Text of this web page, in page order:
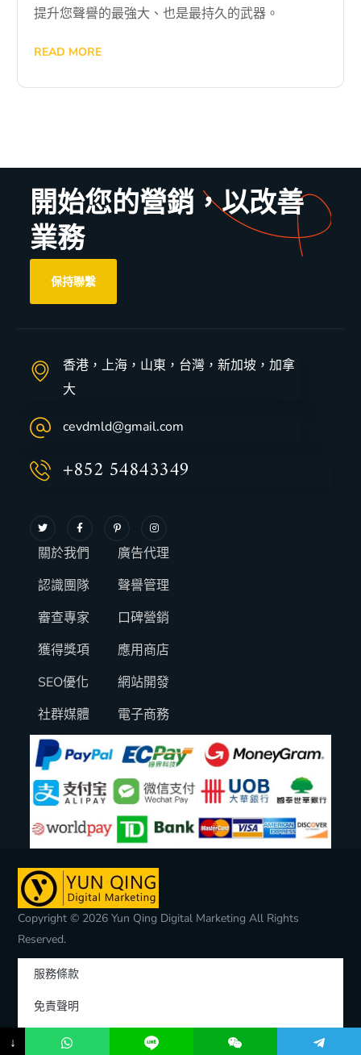
提升您聲譽的最強大、也是最持久的武器。
READ MORE
開始您的營銷，以改善
業務
保持聯繫
香港，上海，山東，台灣，新加坡，加拿
大
cevdmld@gmail.com
+852 54843349
關於我們
認識團隊
審查專家
獲得獎項
SEO優化
社群媒體
廣告代理
聲譽管理
口碑營銷
應用商店
網站開發
電子商務
Copyright © 2026 Yun Qing Digital Marketing All Rights
Reserved.
服務條款
免責聲明
隱私權聲明
↓